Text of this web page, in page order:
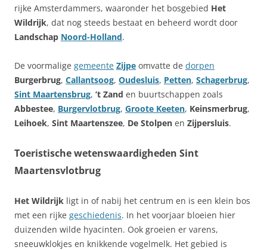
rijke Amsterdammers, waaronder het bosgebied Het
Wildrijk, dat nog steeds bestaat en beheerd wordt door
Landschap Noord-Holland.
De voormalige gemeente Zijpe omvatte de dorpen
Burgerbrug, Callantsoog, Oudesluis, Petten, Schagerbrug,
Sint Maartensbrug, ’t Zand en buurtschappen zoals
Abbestee, Burgervlotbrug, Groote Keeten, Keinsmerbrug,
Leihoek, Sint Maartenszee, De Stolpen en Zijpersluis.
Toeristische wetenswaardigheden Sint
Maartensvlotbrug
Het Wildrijk ligt in of nabij het centrum en is een klein bos
met een rijke geschiedenis. In het voorjaar bloeien hier
duizenden wilde hyacinten. Ook groeien er varens,
sneeuwklokjes en knikkende vogelmelk. Het gebied is